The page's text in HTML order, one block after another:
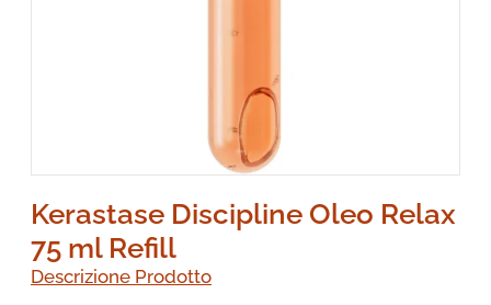
Kerastase Discipline Oleo Relax
75 ml Refill
Descrizione Prodotto